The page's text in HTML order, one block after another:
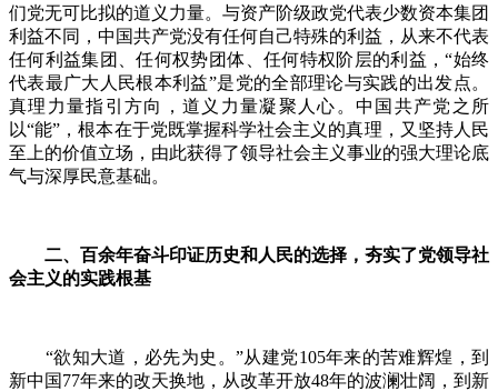
们党无可比拟的道义力量。与资产阶级政党代表少数资本集团
利益不同，中国共产党没有任何自己特殊的利益，从来不代表
任何利益集团、任何权势团体、任何特权阶层的利益，“始终
代表最广大人民根本利益”是党的全部理论与实践的出发点。
真理力量指引方向，道义力量凝聚人心。中国共产党之所
以“能”，根本在于党既掌握科学社会主义的真理，又坚持人民
至上的价值立场，由此获得了领导社会主义事业的强大理论底
气与深厚民意基础。
二、百余年奋斗印证历史和人民的选择，夯实了党领导社
会主义的实践根基
“欲知大道，必先为史。”从建党105年来的苦难辉煌，到
新中国77年来的改天换地，从改革开放48年的波澜壮阔，到新